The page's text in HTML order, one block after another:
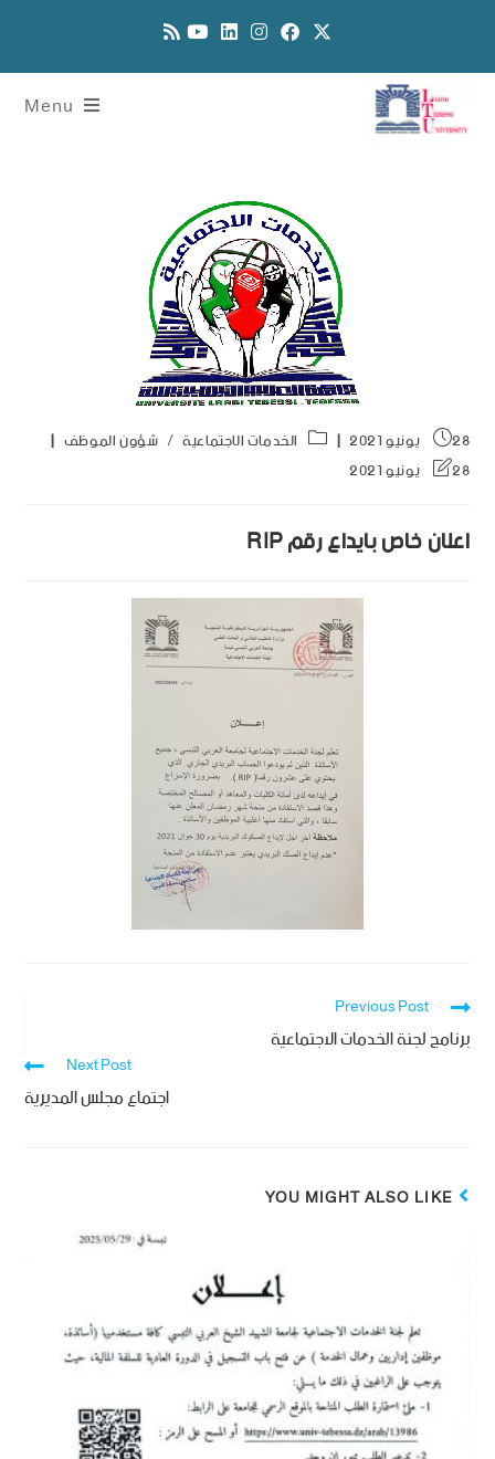
Menu
28 يونيو 2021 الخدمات الاجتماعية / شؤون الموظف
28 يونيو 2021
اعلان خاص بايداع رقم RIP
Previous Post
برنامج لجنة الخدمات الاجتماعية
Next Post
اجتماع مجلس المديرية
YOU MIGHT ALSO LIKE